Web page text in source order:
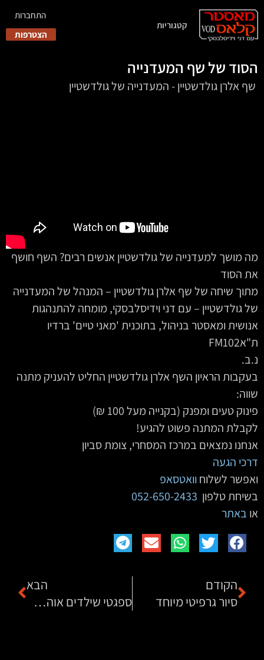
קטגוריות
התחברות
הצטרפות
הסוד של שף המעדנייה
‏‏‏‏‏‏‏‏‏‏‏ שף אלרן גולדשטיין - המעדנייה של גולדשטיין
מה מושך למעדנייה של גולדשטיין אנשים רבים? השף חושף
את הסוד
מתוך שיחה של שף אלרן גולדשטיין – המנהל של המעדנייה
של גולדשטיין – עם דני וידיסלבסקי, מומחה להתנהגות
אנושית ומאסטר בניהול, בתוכנית 'מאני טיים' ברדיו
ת"אFM102
נ.ב.
בעקבות הראיון השף אלרן גולדשטיין החליט להעניק מתנה
שווה:
פינוק טעים ומפנק (בקנייה מעל 100 ₪)
לקבלת המתנה פשוט להגיע!
אנחנו נמצאים במרכז המסחרי, צומת סביון
דרכי הגעה
ואפשר לשלוח וואטסאפ
בשיחת טלפון 052-650-2433
או באתר
הקודם
סיור גרפיטי מיוחד
הבא
ספגטי שילדים אוהבים במעדנייה של גולדשטיין